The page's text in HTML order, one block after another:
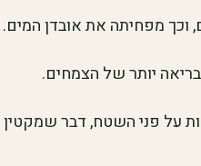
מפחיתה את אובדן המים.
יותר של הצמחים.
על פני השטח, דבר שמקטין